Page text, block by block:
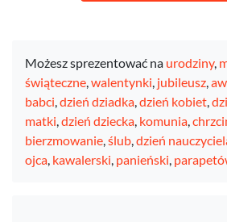
Możesz sprezentować na urodziny,
świąteczne,walentynki, jubileusz,
babci,dzień dziadka,dzień kobiet,
matki,dzień dziecka, komunia,
bierzmowanie,ślub,dzień
ojca, kawalerski, panieński,